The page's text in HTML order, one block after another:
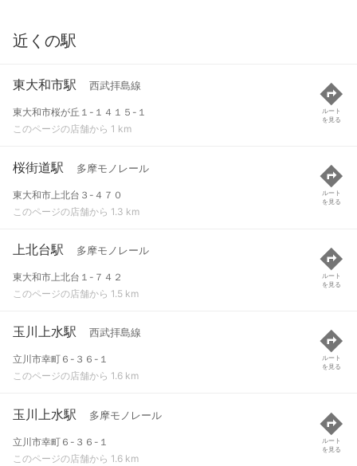
近くの駅
東大和市駅 西武拝島線
東大和市桜が丘１-１４１５-１
このページの店舗から 1 km
ルート
を見る
桜街道駅 多摩モノレール
東大和市上北台３-４７０
このページの店舗から 1.3 km
ルート
を見る
上北台駅 多摩モノレール
東大和市上北台１-７４２
このページの店舗から 1.5 km
ルート
を見る
玉川上水駅 西武拝島線
立川市幸町６-３６-１
このページの店舗から 1.6 km
ルート
を見る
玉川上水駅 多摩モノレール
立川市幸町６-３６-１
このページの店舗から 1.6 km
ルート
を見る